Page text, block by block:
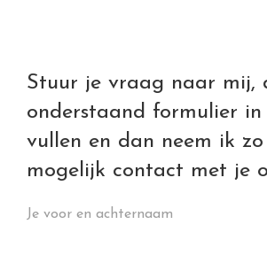
Stuur je vraag naar mij,
onderstaand formulier
vullen en dan neem ik zo
mogelijk contact met je
Je voor en achternaam